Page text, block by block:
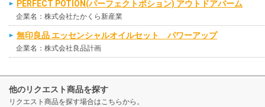
PERFECT POTION(パーフェクトポション) アウトドアバーム
企業名：株式会社たかくら新産業
無印良品 エッセンシャルオイルセット パワーアップ
企業名：株式会社良品計画
他のリクエスト商品を探す
リクエスト商品を探す場合はこちらから。